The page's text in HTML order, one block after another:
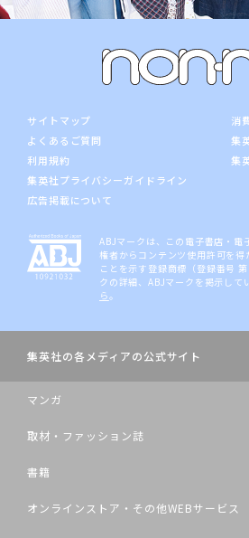
サイトマップ
よくあるご質問
利用規約
集英社プライバシーガイドライン
広告掲載について
消
集
集
ABJマークは、この電子書店・電
権者からコンテンツ使用許可を
ことを示す登録商標（登録番号
クの詳細、ABJマークを掲示して
ら。
集英社の各メディアの公式サイト
マンガ
取材・ファッション誌
書籍
オンラインストア・その他WEBサービス